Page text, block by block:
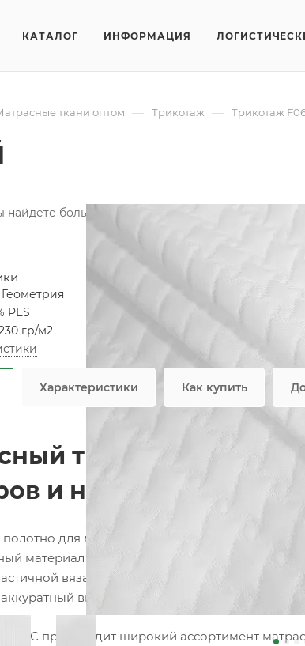
КАТАЛОГ ИНФОРМАЦИЯ
ткани оптом — Трикотаж — Трикотаж
найдете большой выбор трикотажных
Геометрия
PES
гр/м2
Характеристики Как купить
трикотаж F068
и наматрасников
для матрасов собственного
материал для изготовления матрасов,
вязаной структуре материал
внешний вид готовой продукции.
производит широкий ассортимент